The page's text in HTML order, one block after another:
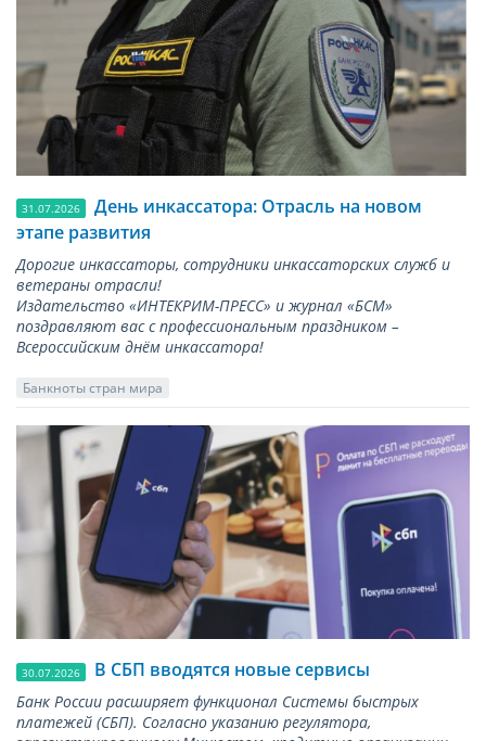
31.07.2026
День инкассатора: Отрасль на новом
этапе развития
Дорогие инкассаторы, сотрудники инкассаторских служб и
ветераны отрасли!
Издательство «ИНТЕКРИМ-ПРЕСС» и журнал «БСМ»
поздравляют вас с профессиональным праздником –
Всероссийским днём инкассатора!
Банкноты стран мира
30.07.2026 В СБП вводятся новые сервисы
Банк России расширяет функционал Системы быстрых
платежей (СБП). Согласно указанию регулятора,